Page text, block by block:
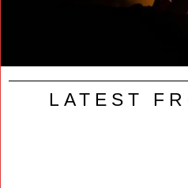
LATEST